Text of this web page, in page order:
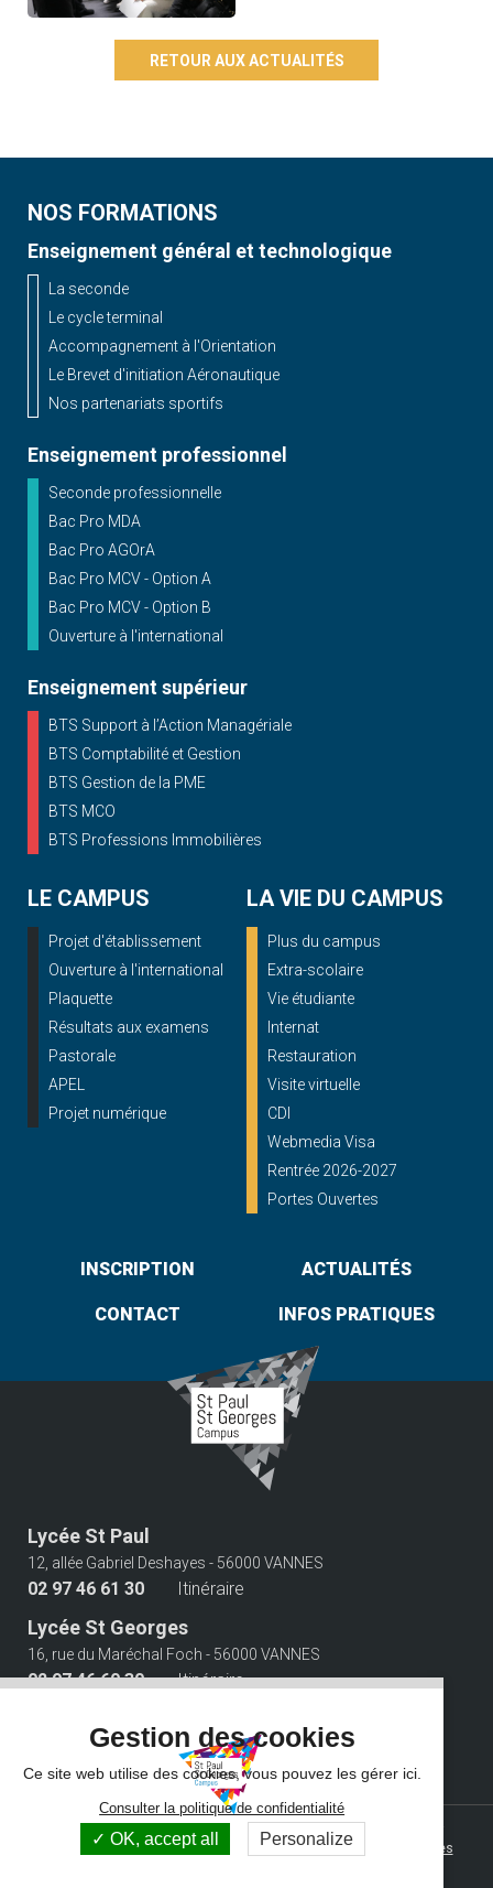
RETOUR AUX ACTUALITÉS
NOS FORMATIONS
Enseignement général et technologique
La seconde
Le cycle terminal
Accompagnement à l'Orientation
Le Brevet d'initiation Aéronautique
Nos partenariats sportifs
Enseignement professionnel
Seconde professionnelle
Bac Pro MDA
Bac Pro AGOrA
Bac Pro MCV - Option A
Bac Pro MCV - Option B
Ouverture à l'international
Enseignement supérieur
BTS Support à l’Action Managériale
BTS Comptabilité et Gestion
BTS Gestion de la PME
BTS MCO
BTS Professions Immobilières
LE CAMPUS
Projet d'établissement
Ouverture à l'international
Plaquette
Résultats aux examens
Pastorale
APEL
Projet numérique
LA VIE DU CAMPUS
Plus du campus
Extra-scolaire
Vie étudiante
Internat
Restauration
Visite virtuelle
CDI
Webmedia Visa
Rentrée 2026-2027
Portes Ouvertes
INSCRIPTION ACTUALITÉS
CONTACT INFOS PRATIQUES
Lycée St Paul
12, allée Gabriel Deshayes - 56000 VANNES
02 97 46 61 30 Itinéraire
Lycée St Georges
16, rue du Maréchal Foch - 56000 VANNES
02 97 46 60 30 Itinéraire
© 2026 Campus Saint Paul Saint Georges - Tous droits réservés -
Photos non contractuelles -Mentions légales-Gestion des cookies
Gestion des cookies
Ce site web utilise des cookies, vous pouvez les gérer ici.
Consulter la politique de confidentialité
OK, accept all Personalize